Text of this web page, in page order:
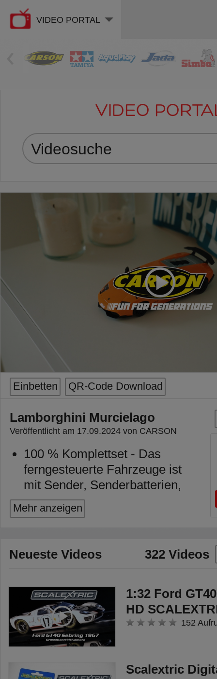
VIDEO PORTAL
VIDEO
Einbetten QR-Code Download
Lamborghini Murcielago
Veröffentlicht am 17.09.2024 von CARSON
100 % Komplettset - Das
ferngesteuerte Fahrzeuge ist
mit Sender, Senderbatterien,
Fahrakku, Ladegerät und
Anleitung voll ausgestattet und
startbereit.
Volle Fahrfunktionen - Mithilfe
Mehrkanalfernsteuerung
können die Fahrfunktionen
vorwärts/ rückwärts sowie
links/ rechts gesteuert werden.
ferngesteuerte Lamborghini
Mehr anzeigen
Neueste Videos 322 Videos
1:32 Ford
HD
152
Scalextric